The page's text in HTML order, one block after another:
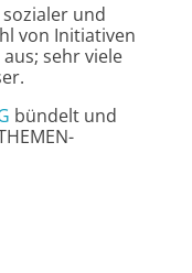
und
von Initiativen
sehr viele
bündelt und